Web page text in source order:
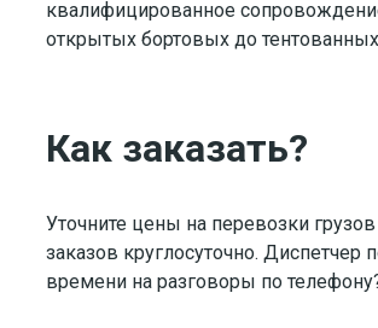
квалифицированное
открытых бортовых до
Как заказать?
Уточните цены на перевозки
заказов круглосуточно.
времени на разговоры по